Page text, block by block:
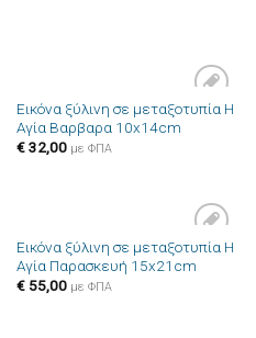
Πρόσθήκη
στην λίστα
Εικόνα ξύλινη σε μεταξοτυπία Η
Αγία Βαρβαρα 10x14cm
€32,00 με ΦΠΑ
Πρόσθήκη
στην λίστα
Εικόνα ξύλινη σε μεταξοτυπία Η
Αγία Παρασκευή 15x21cm
€55,00 με ΦΠΑ